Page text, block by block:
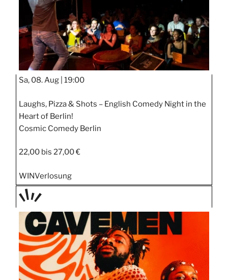
Sa, 08. Aug | 19:00
Laughs, Pizza & Shots – English Comedy Night in the
Heart of Berlin!
Cosmic Comedy Berlin
22,00 bis 27,00 €
WINVerlosung
TAGE
STIPP